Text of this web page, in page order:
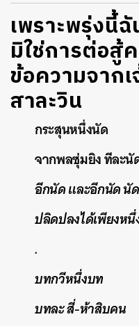
เพราะพรุ่งนี้
มิใช่การต่อ
ข้อความจาก
สาละวิน
กระสุนหนึ่งนัด
จากพลซุ่มยิง ทีละนั
อีกนัด และอีกนัด นั
ปลิดปลงได้เพียงห
.
บทกวีหนึ่งบท
บทละ สี่-ห้าสิบคน